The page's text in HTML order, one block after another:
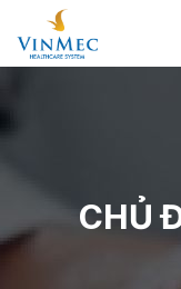
CHỦ